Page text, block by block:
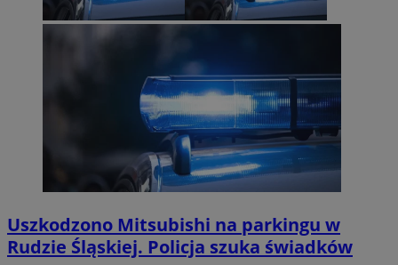
Uszkodzono Mitsubishi na parkingu w
Rudzie Śląskiej. Policja szuka świadków